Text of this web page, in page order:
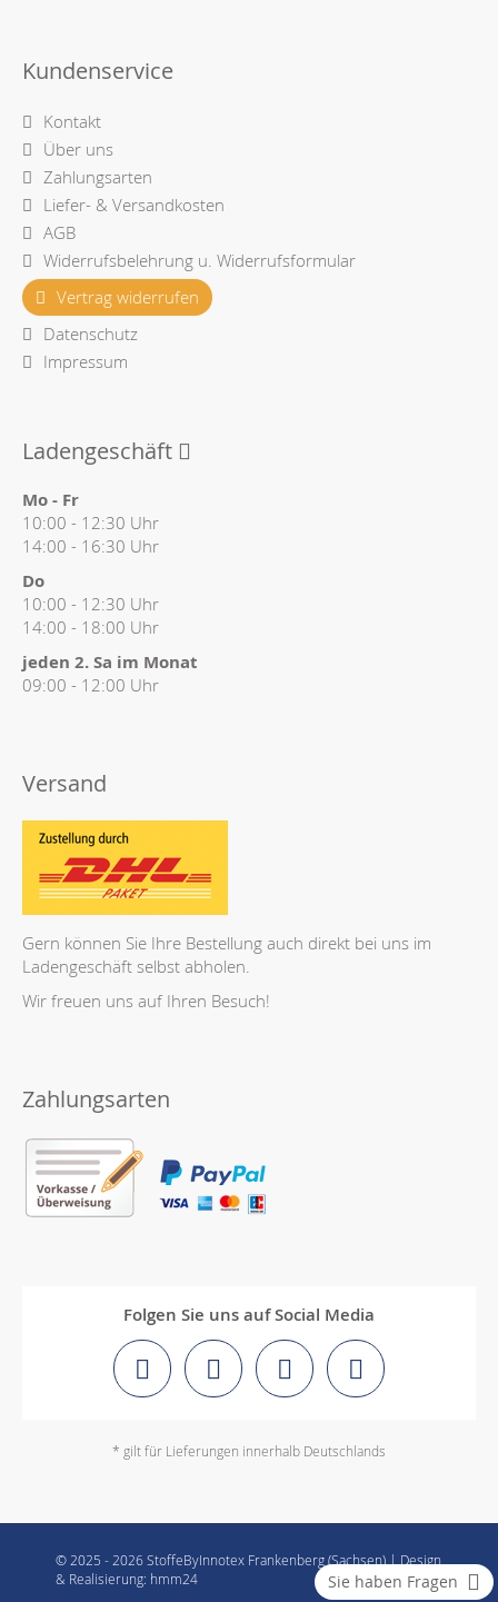
Kundenservice
Kontakt
Über uns
Zahlungsarten
Liefer- & Versandkosten
AGB
Widerrufsbelehrung u. Widerrufsformular
Vertrag widerrufen
Datenschutz
Impressum
Ladengeschäft
Mo - Fr
10:00 - 12:30 Uhr
14:00 - 16:30 Uhr
Do
10:00 - 12:30 Uhr
14:00 - 18:00 Uhr
jeden 2. Sa im Monat
09:00 - 12:00 Uhr
Versand
Gern können Sie Ihre Bestellung auch direkt bei uns im
Ladengeschäft selbst abholen.
Wir freuen uns auf Ihren Besuch!
Zahlungsarten
Folgen Sie uns auf Social Media
* gilt für Lieferungen innerhalb Deutschlands
Sie haben Fragen
© 2025 - 2026 StoffeByInnotex Frankenberg (Sachsen) | Design
& Realisierung: hmm24